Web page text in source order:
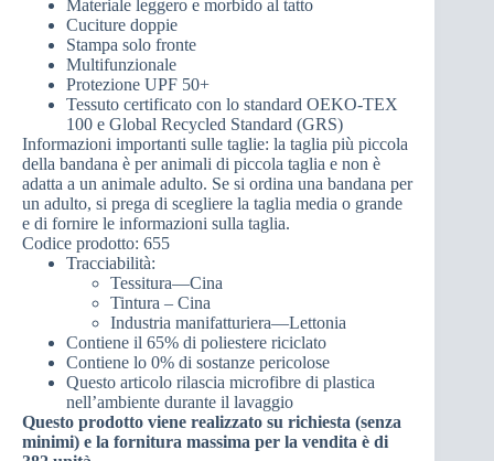
Materiale leggero e morbido al tatto
Cuciture doppie
Stampa solo fronte
Multifunzionale
Protezione UPF 50+
Tessuto certificato con lo standard OEKO-TEX
100 e Global Recycled Standard (GRS)
Informazioni importanti sulle taglie: la taglia più piccola
della bandana è per animali di piccola taglia e non è
adatta a un animale adulto. Se si ordina una bandana per
un adulto, si prega di scegliere la taglia media o grande
e di fornire le informazioni sulla taglia.
Codice prodotto: 655
Tracciabilità:
Tessitura—Cina
Tintura – Cina
Industria manifatturiera—Lettonia
Contiene il 65% di poliestere riciclato
Contiene lo 0% di sostanze pericolose
Questo articolo rilascia microfibre di plastica
nell’ambiente durante il lavaggio
Questo prodotto viene realizzato su richiesta (senza
minimi) e la fornitura massima per la vendita è di